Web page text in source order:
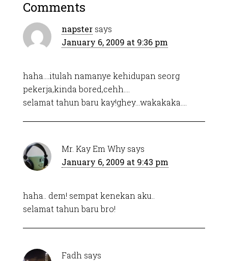
Comments
napster says
January 6, 2009 at 9:36 pm
haha….itulah namanye kehidupan seorg
pekerja,kinda bored,cehh….
selamat tahun baru kay!ghey…wakakaka….
Mr. Kay Em Why says
January 6, 2009 at 9:43 pm
haha.. dem! sempat kenekan aku..
selamat tahun baru bro!
Fadh says